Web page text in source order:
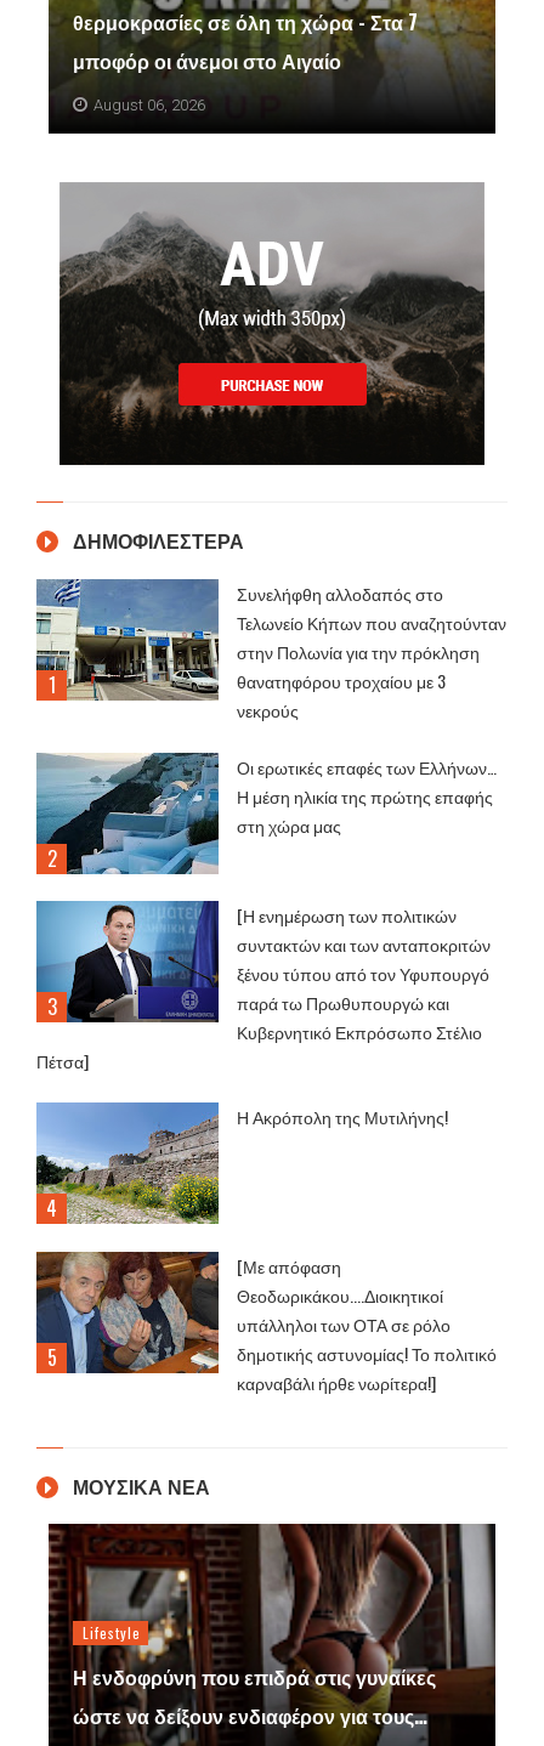
θερμοκρασίες σε όλη τη χώρα - Στα 7
μποφόρ οι άνεμοι στο Αιγαίο
August 06, 2026
ΔΗΜΟΦΙΛΕΣΤΕΡΑ
Συνελήφθη αλλοδαπός στο
Τελωνείο Κήπων που αναζητούνταν
στην Πολωνία για την πρόκληση
θανατηφόρου τροχαίου με 3
νεκρούς
Οι ερωτικές επαφές των Ελλήνων…
Η μέση ηλικία της πρώτης επαφής
στη χώρα μας
[Η ενημέρωση των πολιτικών
συντακτών και των ανταποκριτών
ξένου τύπου από τον Υφυπουργό
παρά τω Πρωθυπουργώ και
Κυβερνητικό Εκπρόσωπο Στέλιο
Πέτσα]
Η Ακρόπολη της Μυτιλήνης!
[Με απόφαση
Θεοδωρικάκου....Διοικητικοί
υπάλληλοι των ΟΤΑ σε ρόλο
δημοτικής αστυνομίας! Το πολιτικό
καρναβάλι ήρθε νωρίτερα!]
ΜΟΥΣΙΚΑ ΝΕΑ
HITS HOT 40
THE HITS HOT 40_#W30#
στις γυναίκες
για τους…